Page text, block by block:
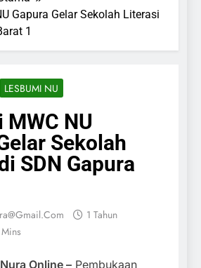
Gapura Gelar Sekolah Literasi
1
LESBUMI NU
NU
Sekolah
SDN Gapura
1 Tahun
Online – Pembukaan